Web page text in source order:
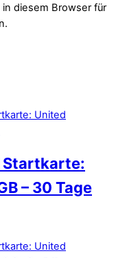
diesem Browser für
Startkarte:
– 30 Tage